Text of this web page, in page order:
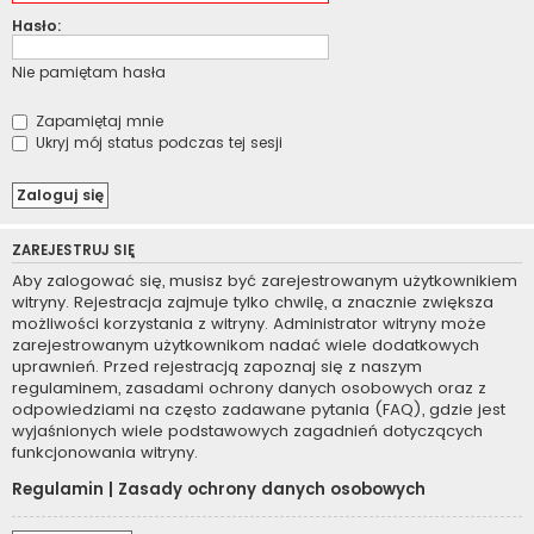
Hasło:
Nie pamiętam hasła
Zapamiętaj mnie
Ukryj mój status podczas tej sesji
ZAREJESTRUJ SIĘ
Aby zalogować się, musisz być zarejestrowanym użytkownikiem
witryny. Rejestracja zajmuje tylko chwilę, a znacznie zwiększa
możliwości korzystania z witryny. Administrator witryny może
zarejestrowanym użytkownikom nadać wiele dodatkowych
uprawnień. Przed rejestracją zapoznaj się z naszym
regulaminem, zasadami ochrony danych osobowych oraz z
odpowiedziami na często zadawane pytania (FAQ), gdzie jest
wyjaśnionych wiele podstawowych zagadnień dotyczących
funkcjonowania witryny.
Regulamin | Zasady ochrony danych osobowych